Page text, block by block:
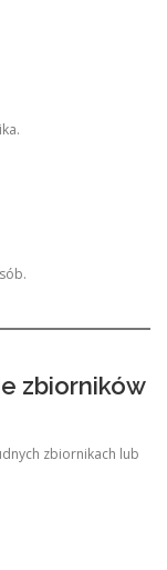
zbiorników
zbiornikach lub